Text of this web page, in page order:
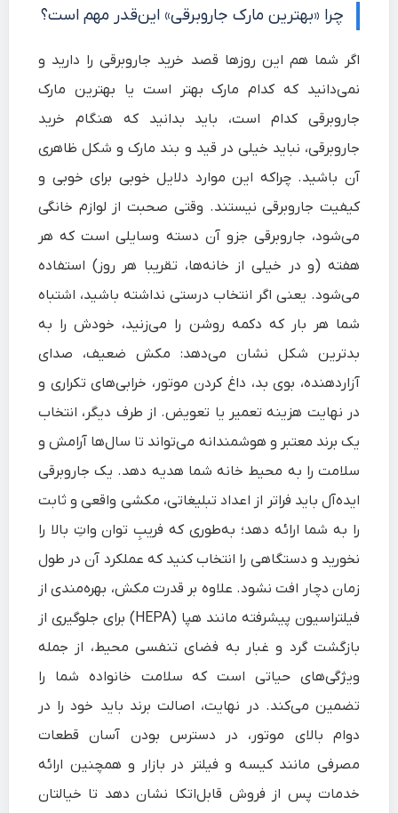
چرا «بهترین مارک جاروبرقی» این‌قدر مهم است؟
اگر شما هم این روزها قصد خرید جاروبرقی را دارید و
نمی‌دانید که کدام مارک بهتر است یا بهترین مارک
جاروبرقی کدام است، باید بدانید که هنگام خرید
جاروبرقی،‌ نباید خیلی در قید و بند مارک و شکل ظاهری
آن باشید. چراکه این موارد دلایل خوبی برای خوبی و
کیفیت جاروبرقی نیستند. وقتی صحبت از لوازم خانگی
می‌شود، جاروبرقی جزو آن دسته وسایلی است که هر
هفته (و در خیلی از خانه‌ها، تقریبا هر روز) استفاده
می‌شود. یعنی اگر انتخاب درستی نداشته باشید، اشتباه
شما هر بار که دکمه روشن را می‌زنید، خودش را به
بدترین شکل نشان می‌دهد: مکش ضعیف، صدای
آزاردهنده، بوی بد، داغ کردن موتور، خرابی‌های تکراری و
در نهایت هزینه تعمیر یا تعویض. از طرف دیگر، انتخاب
یک برند معتبر و هوشمندانه می‌تواند تا سال‌ها آرامش و
سلامت را به محیط خانه شما هدیه دهد. یک جاروبرقی
ایده‌آل باید فراتر از اعداد تبلیغاتی، مکشی واقعی و ثابت
را به شما ارائه دهد؛ به‌طوری که فریبِ توان واتِ بالا را
نخورید و دستگاهی را انتخاب کنید که عملکرد آن در طول
زمان دچار افت نشود. علاوه بر قدرت مکش، بهره‌مندی از
فیلتراسیون پیشرفته مانند هپا (HEPA) برای جلوگیری از
بازگشت گرد و غبار به فضای تنفسی محیط، از جمله
ویژگی‌های حیاتی است که سلامت خانواده شما را
تضمین می‌کند. در نهایت، اصالت برند باید خود را در
دوام بالای موتور، در دسترس بودن آسان قطعات
مصرفی مانند کیسه و فیلتر در بازار و همچنین ارائه
خدمات پس از فروش قابل‌اتکا نشان دهد تا خیالتان